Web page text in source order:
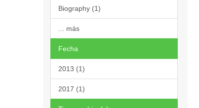
Biography (1)
... más
Fecha
2013 (1)
2017 (1)